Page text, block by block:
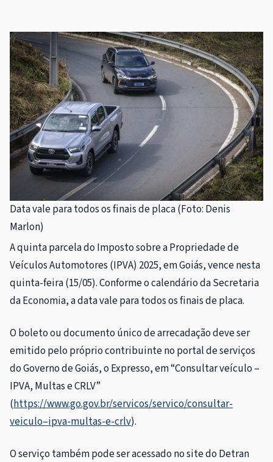
Data vale para todos os finais de placa (Foto: Denis
Marlon)
A quinta parcela do Imposto sobre a Propriedade de
Veículos Automotores (IPVA) 2025, em Goiás, vence nesta
quinta-feira (15/05). Conforme o calendário da Secretaria
da Economia, a data vale para todos os finais de placa.
O boleto ou documento único de arrecadação deve ser
emitido pelo próprio contribuinte no portal de serviços
do Governo de Goiás, o Expresso, em “Consultar veículo –
IPVA, Multas e CRLV”
(https://www.go.gov.br/servicos/servico/consultar-
veiculo–ipva-multas-e-crlv).
O serviço também pode ser acessado no site do Detran